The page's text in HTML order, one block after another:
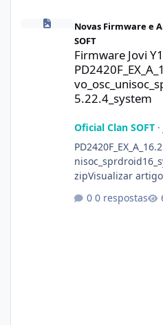
Firmware Jovi Y19s
Novas Firmware e
SOFT
Firmware Jovi
5.22.4_system
Oficial Clan SOFT·
zipVisualizar
0 respostas